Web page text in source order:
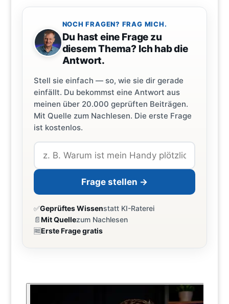
NOCH FRAGEN? FRAG MICH.
Du hast eine Frage zu
diesem Thema? Ich hab die
Antwort.
Stell sie einfach — so, wie sie dir gerade
einfällt. Du bekommst eine Antwort aus
meinen über 20.000 geprüften Beiträgen.
Mit Quelle zum Nachlesen. Die erste Frage
ist kostenlos.
Frage stellen →
✅Geprüftes Wissenstatt KI-Raterei
📄Mit Quellezum Nachlesen
🆓Erste Frage gratis